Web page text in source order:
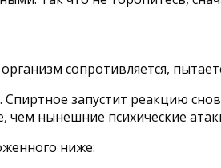
сопротивляется,
запустит реакцию
чем нынешние психические
ниже: